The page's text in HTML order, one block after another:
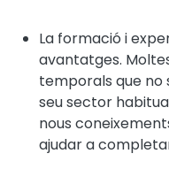
La formació i
avantatges.
temporals que
seu sector
nous
ajudar a